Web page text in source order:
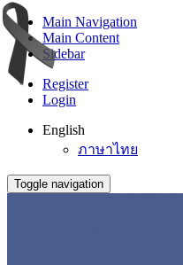
Main Navigation
Main Content
Sidebar
Register
Login
English
ภาษาไทย
Toggle navigation